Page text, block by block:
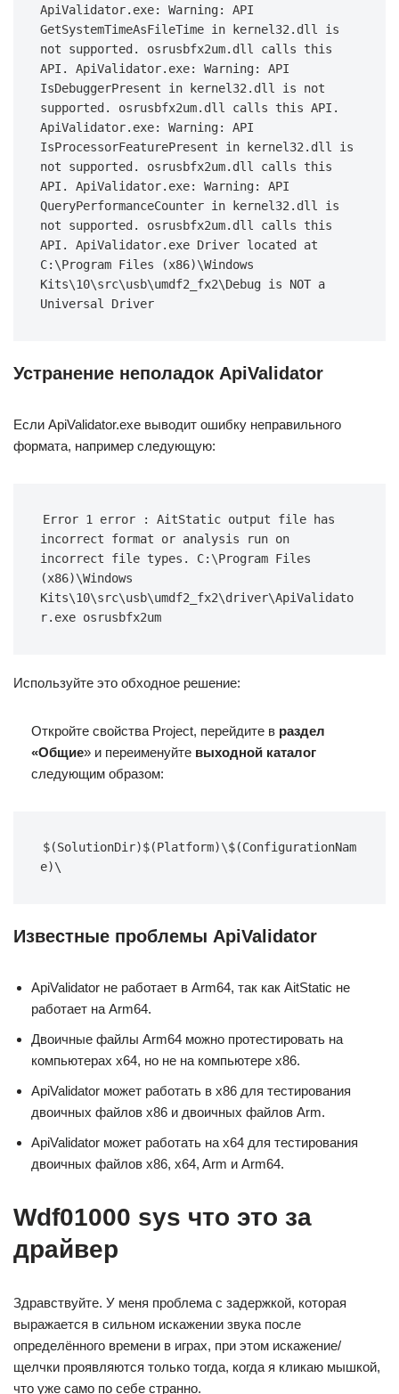
ApiValidator.exe: Warning: API
GetSystemTimeAsFileTime in kernel32.dll is
not supported. osrusbfx2um.dll calls this
API. ApiValidator.exe: Warning: API
IsDebuggerPresent in kernel32.dll is not
supported. osrusbfx2um.dll calls this API.
ApiValidator.exe: Warning: API
IsProcessorFeaturePresent in kernel32.dll is
not supported. osrusbfx2um.dll calls this
API. ApiValidator.exe: Warning: API
QueryPerformanceCounter in kernel32.dll is
not supported. osrusbfx2um.dll calls this
API. ApiValidator.exe Driver located at
C:\Program Files (x86)\Windows
Kits\10\src\usb\umdf2_fx2\Debug is NOT a
Universal Driver
Устранение неполадок ApiValidator
Если ApiValidator.exe выводит ошибку неправильного
формата, например следующую:
Error 1 error : AitStatic output file has
incorrect format or analysis run on
incorrect file types. C:\Program Files
(x86)\Windows
Kits\10\src\usb\umdf2_fx2\driver\ApiValidato
r.exe osrusbfx2um
Используйте это обходное решение:
Откройте свойства Project, перейдите в раздел
«Общие» и переименуйте выходной каталог
следующим образом:
$(SolutionDir)$(Platform)\$(ConfigurationNam
e)\
Известные проблемы ApiValidator
ApiValidator не работает в Arm64, так как AitStatic не
работает на Arm64.
Двоичные файлы Arm64 можно протестировать на
компьютерах x64, но не на компьютере x86.
ApiValidator может работать в x86 для тестирования
двоичных файлов x86 и двоичных файлов Arm.
ApiValidator может работать на x64 для тестирования
двоичных файлов x86, x64, Arm и Arm64.
Wdf01000 sys что это за
драйвер
Здравствуйте. У меня проблема с задержкой, которая
выражается в сильном искажении звука после
определённого времени в играх, при этом искажение/
щелчки проявляются только тогда, когда я кликаю мышкой,
что уже само по себе странно.